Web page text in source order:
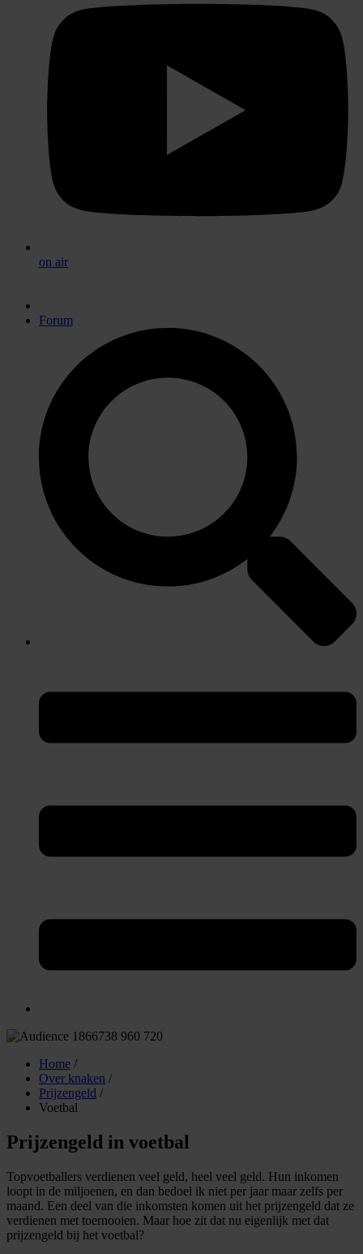
on air
Forum
Home /
Over knaken /
Prijzengeld /
Voetbal
Prijzengeld in voetbal
Topvoetballers verdienen veel geld, heel veel geld. Hun inkomen
loopt in de miljoenen, en dan bedoel ik niet per jaar maar zelfs per
maand. Een deel van die inkomsten komen uit het prijzengeld dat ze
verdienen met toernooien. Maar hoe zit dat nu eigenlijk met dat
prijzengeld bij het voetbal?